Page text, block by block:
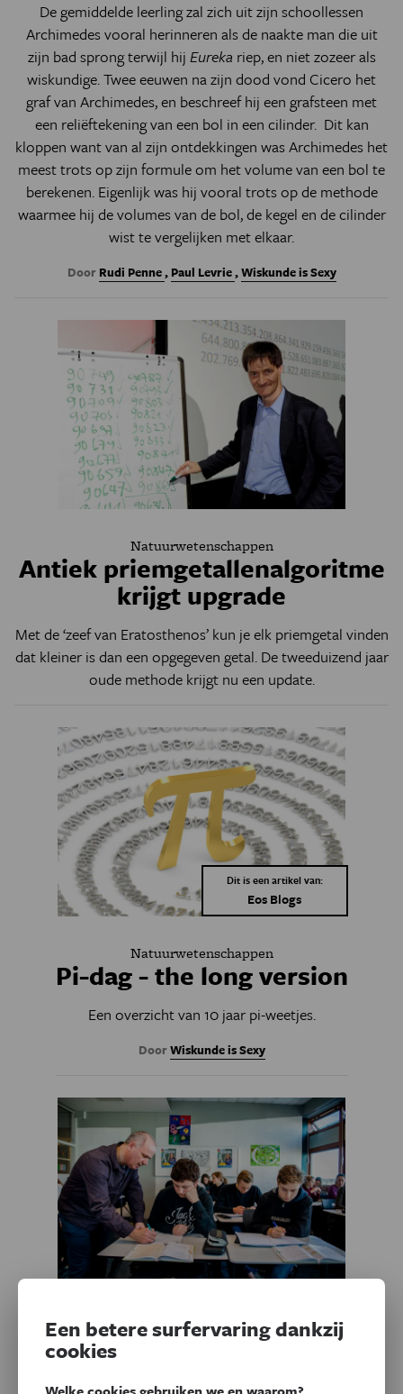
De gemiddelde leerling zal zich uit zijn schoollessen
Archimedes vooral herinneren als de naakte man die uit
zijn bad sprong terwijl hij Eureka riep, en niet zozeer als
wiskundige. Twee eeuwen na zijn dood vond Cicero het
graf van Archimedes, en beschreef hij een grafsteen met
een reliëftekening van een bol in een cilinder. Dit kan
kloppen want van al zijn ontdekkingen was Archimedes het
meest trots op zijn formule om het volume van een bol te
berekenen. Eigenlijk was hij vooral trots op de methode
waarmee hij de volumes van de bol, de kegel en de cilinder
wist te vergelijken met elkaar.
Door Rudi Penne, Paul Levrie,Wiskunde is Sexy
Natuurwetenschappen
Antiek priemgetallenalgoritme
krijgt upgrade
Met de ‘zeef van Eratosthenos’ kun je elk priemgetal vinden
dat kleiner is dan een opgegeven getal. De tweeduizend jaar
oude methode krijgt nu een update.
Dit is een artikel van:
Eos Blogs
Natuurwetenschappen
Pi-dag - the long version
Een overzicht van 10 jaar pi-weetjes.
DoorWiskunde is Sexy
Natuurwetenschappen
Wiskunde in Vlaanderen krijgt
Een betere surfervaring dankzij
cookies